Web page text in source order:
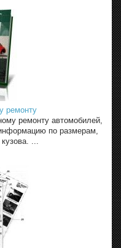
ремонту
ремонту автомобилей,
по размерам,
...